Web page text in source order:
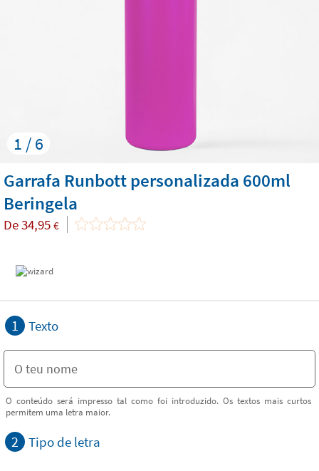
1 / 6
Garrafa Runbott personalizada 600ml
Beringela
De34,95 €
1 Texto
O conteúdo será impresso tal como foi introduzido. Os textos mais curtos
permitem uma letra maior.
2 Tipo de letra